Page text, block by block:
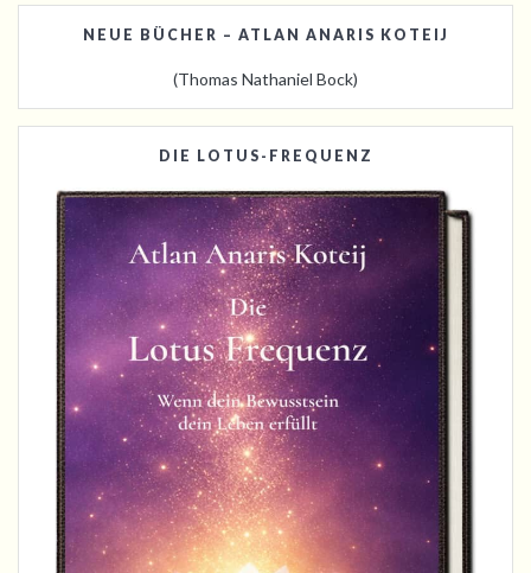
NEUE BÜCHER – ATLAN ANARIS KOTEIJ
(Thomas Nathaniel Bock)
DIE LOTUS-FREQUENZ